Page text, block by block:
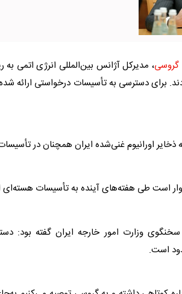
گروسی
برای دسترسی به تأسیسات درخواستی ارائه
اورانیوم غنی‌شده ایران همچنان در
است طی هفته‌های آینده به تأسیسات هسته‌ای
وزارت امور خارجه ایران گفته بود:
است.